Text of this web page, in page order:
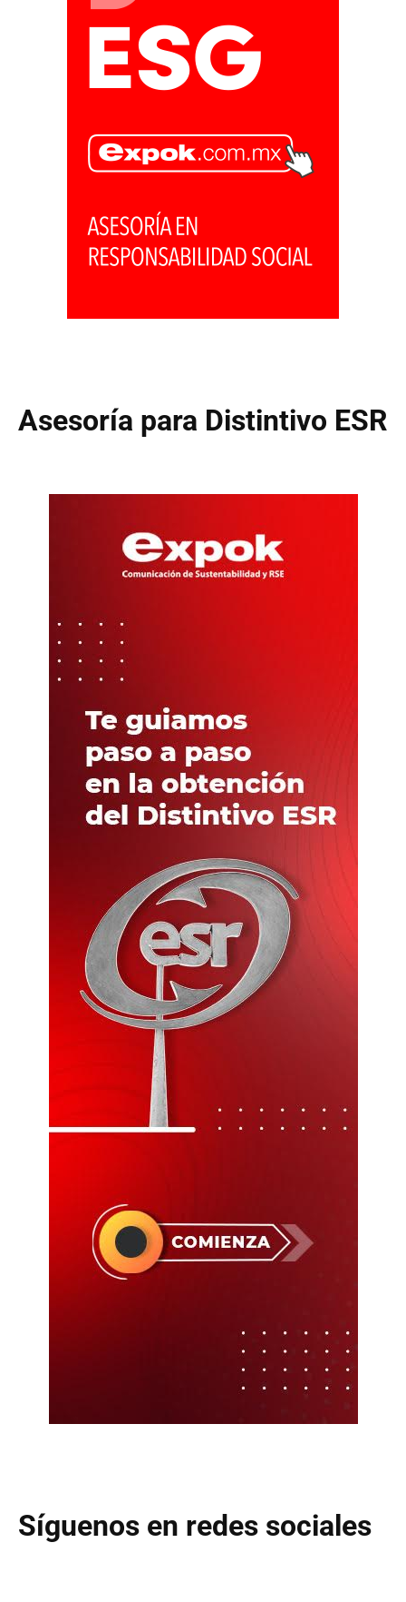
Asesoría para Distintivo ESR
Síguenos en redes sociales